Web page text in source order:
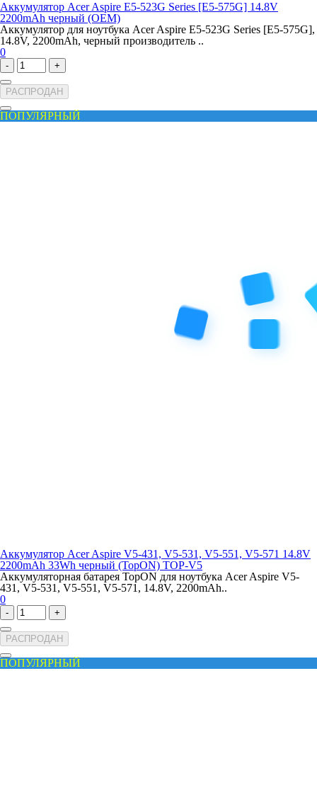
Аккумулятор Acer Aspire E5-523G Series [E5-575G] 14.8V
2200mAh черный (OEM)
Аккумулятор для ноутбука Acer Aspire E5-523G Series [E5-575G],
14.8V, 2200mAh, черный производитель ..
0
- +
РАСПРОДАН
ПОПУЛЯРНЫЙ
Аккумулятор Acer Aspire V5-431, V5-531, V5-551, V5-571 14.8V
2200mAh 33Wh черный (TopON) TOP-V5
Аккумуляторная батарея TopON для ноутбука Acer Aspire V5-
431, V5-531, V5-551, V5-571, 14.8V, 2200mAh..
0
- +
РАСПРОДАН
ПОПУЛЯРНЫЙ